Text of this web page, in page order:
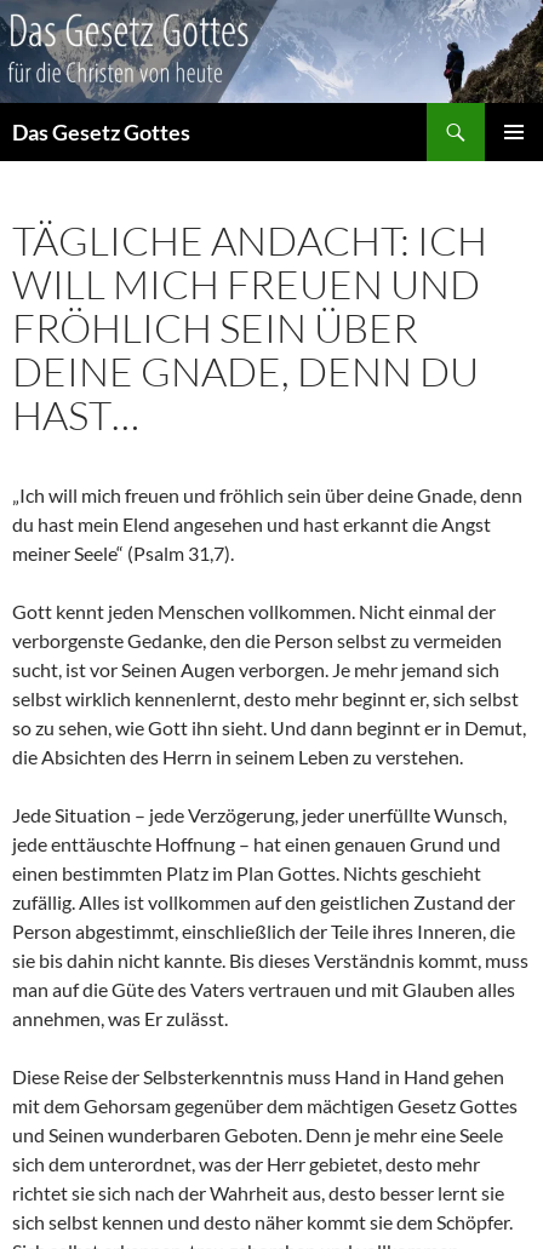
Das Gesetz Gottes
TÄGLICHE ANDACHT: ICH
WILL MICH FREUEN UND
FRÖHLICH SEIN ÜBER
DEINE GNADE, DENN DU
HAST…
„Ich will mich freuen und fröhlich sein über deine Gnade, denn
du hast mein Elend angesehen und hast erkannt die Angst
meiner Seele“ (Psalm 31,7).
Gott kennt jeden Menschen vollkommen. Nicht einmal der
verborgenste Gedanke, den die Person selbst zu vermeiden
sucht, ist vor Seinen Augen verborgen. Je mehr jemand sich
selbst wirklich kennenlernt, desto mehr beginnt er, sich selbst
so zu sehen, wie Gott ihn sieht. Und dann beginnt er in Demut,
die Absichten des Herrn in seinem Leben zu verstehen.
Jede Situation – jede Verzögerung, jeder unerfüllte Wunsch,
jede enttäuschte Hoffnung – hat einen genauen Grund und
einen bestimmten Platz im Plan Gottes. Nichts geschieht
zufällig. Alles ist vollkommen auf den geistlichen Zustand der
Person abgestimmt, einschließlich der Teile ihres Inneren, die
sie bis dahin nicht kannte. Bis dieses Verständnis kommt, muss
man auf die Güte des Vaters vertrauen und mit Glauben alles
annehmen, was Er zulässt.
Diese Reise der Selbsterkenntnis muss Hand in Hand gehen
mit dem Gehorsam gegenüber dem mächtigen Gesetz Gottes
und Seinen wunderbaren Geboten. Denn je mehr eine Seele
sich dem unterordnet, was der Herr gebietet, desto mehr
richtet sie sich nach der Wahrheit aus, desto besser lernt sie
sich selbst kennen und desto näher kommt sie dem Schöpfer.